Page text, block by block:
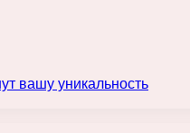
вашу уникальность